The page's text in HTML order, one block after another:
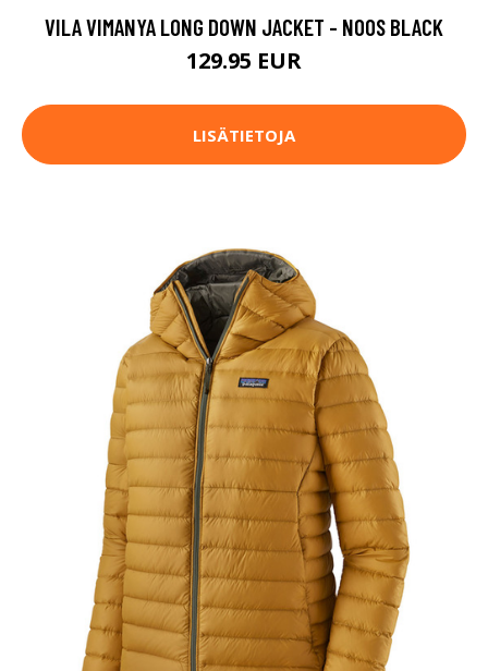
VILA VIMANYA LONG DOWN JACKET - NOOS BLACK
129.95 EUR
LISÄTIETOJA